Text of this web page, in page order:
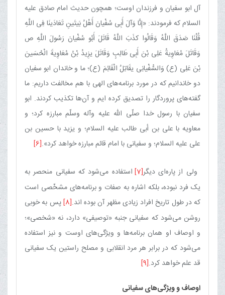
آل ابو سفیان و فرزندان اوست؛ همچون حدیث امام صادق علیه
السلام که فرمودند: «إِنَّا وَآلَ‏ أَبِی‏ سُفْیانَ‏ أَهْلُ‏ بَیتَینِ‏ تَعَادَینَا فِی‏ اللَّهِ‏
قُلْنَا صَدَقَ اللَّهُ وَقَالُوا کذَبَ اللَّهُ قَاتَلَ أَبُو سُفْیانَ رَسُولَ اللَّهِ ص
وَقَاتَلَ مُعَاوِیةُ عَلِی بْنَ أَبِی طَالِبٍ وَقَاتَلَ یزِیدُ بْنُ مُعَاوِیةَ الْحُسَینَ
بْنَ عَلِی (ع) وَالسُّفْیانِی یقَاتِلُ الْقَائِمَ (ع)؛‏ ما و خاندان‏ ابو سفیان
دو خاندانیم که در مورد برنامه‌های الهی با هم مخالفت داریم: ما
گفته‌های پروردگار را تصدیق کرده ایم و آن‌ها تکذیب کردند. ابو
سفیان با رسول خدا صلّی الله علیه وآله وسلّم مبارزه کرد؛ و
معاویه با علی بن أبی طالب علیه السلام؛ و یزید با حسین بن
علی علیه السلام؛ و سفیانی با امام قائم مبارزه خواهد کرد».[6]
ولی از پاره‌ای دیگر[7] استفاده می‌شود که سفیانی منحصر به
یک فرد نبوده، بلکه اشاره به صفات و برنامه‌های مشخّصی است
که در طول تاریخ افراد زیادی مظهر آن بوده اند.[8]پس به خوبی
روشن می‌شود که سفیانی جنبه «توصیفی» دارد، نه «شخصی»؛
و اوصاف او همان برنامه‌ها و ویژگی‌های اوست و نیز استفاده
می‌شود که در برابر هر مرد انقلابی و مصلح راستین یک سفیانی
قد علم خواهد کرد.[9]
اوصاف و ویژگی‌های سفیانی